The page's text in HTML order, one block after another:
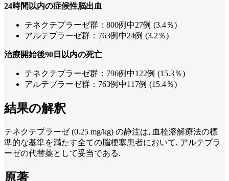
24時間以内の症候性脳出血
テネクテプラーゼ群：800例中27例 (3.4％)
アルテプラーゼ群：763例中24例 (3.2％)
治療開始後90日以内の死亡
テネクテプラーゼ群：796例中122例 (15.3％)
アルテプラーゼ群：763例中117例 (15.4％)
結果の解釈
テネクテプラーゼ (0.25 mg/kg) の静注は, 血栓溶解療法の標
準的な基準を満たす全ての脳梗塞患者において, アルテプラ
ーゼの代替薬として妥当である.
原著